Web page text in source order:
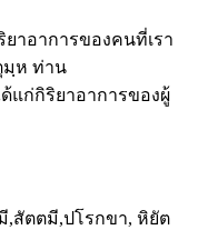
าอาการของคนที่เรา
มฺห ท่าน
แก่กิริยาอาการของผู้
สัตตมี,ปโรกขา, หิยัต